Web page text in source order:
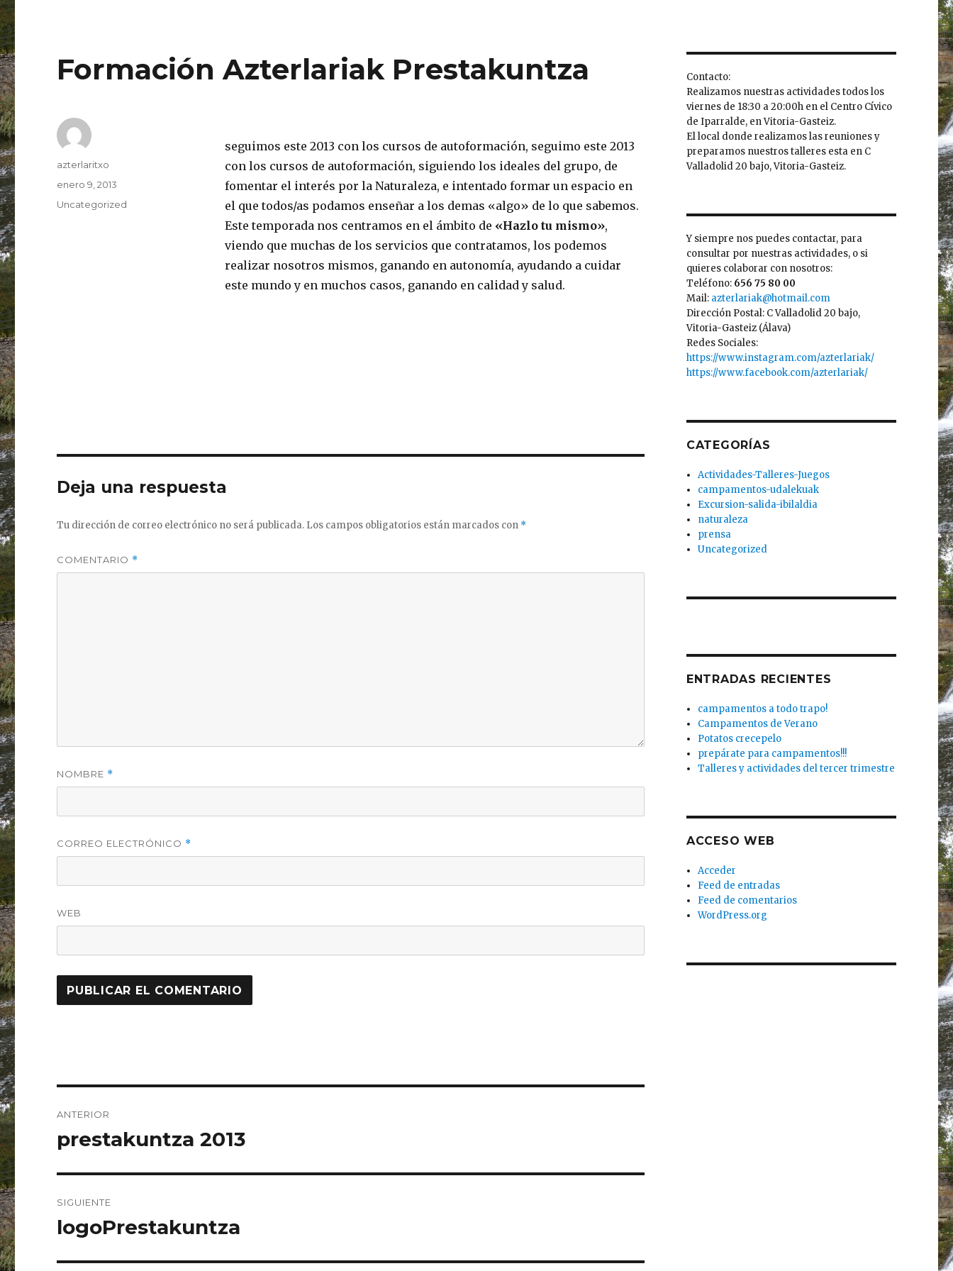
Formación Azterlariak Prestakuntza
seguimos este 2013 con los cursos de autoformación, seguimo este 2013
con los cursos de autoformación, siguiendo los ideales del grupo, de
fomentar el interés por la Naturaleza, e intentado formar un espacio en
el que todos/as podamos enseñar a los demas «algo» de lo que sabemos.
Este temporada nos centramos en el ámbito de «Hazlo tu mismo»,
viendo que muchas de los servicios que contratamos, los podemos
realizar nosotros mismos, ganando en autonomía, ayudando a cuidar
este mundo y en muchos casos, ganando en calidad y salud.
Autor
azterlaritxo
Publicado
enero 9, 2013
Categorías
Uncategorized
Deja una respuesta
Tu dirección de correo electrónico no será publicada. Los campos obligatorios están marcados con *
COMENTARIO *
NOMBRE *
CORREO ELECTRÓNICO *
WEB
de
ANTERIOR
Entrada
prestakuntza 2013
SIGUIENTE
Entrada
logoPrestakuntza
Contacto:
Realizamos nuestras actividades todos los
viernes de 18:30 a 20:00h en el Centro Cívico
de Iparralde, en Vitoria-Gasteiz.
El local donde realizamos las reuniones y
preparamos nuestros talleres esta en C
Valladolid 20 bajo, Vitoria-Gasteiz.
Y siempre nos puedes contactar, para
consultar por nuestras actividades, o si
quieres colaborar con nosotros:
Teléfono: 656 75 80 00
Mail: azterlariak@hotmail.com
Dirección Postal: C Valladolid 20 bajo,
Vitoria-Gasteiz (Álava)
Redes Sociales:
https://www.instagram.com/azterlariak/
https://www.facebook.com/azterlariak/
CATEGORÍAS
Actividades-Talleres-Juegos
campamentos-udalekuak
Excursion-salida-ibilaldia
naturaleza
prensa
Uncategorized
ENTRADAS RECIENTES
campamentos a todo trapo!
Campamentos de Verano
Potatos crecepelo
prepárate para campamentos!!!
Talleres y actividades del tercer trimestre
ACCESO WEB
Acceder
Feed de entradas
Feed de comentarios
WordPress.org